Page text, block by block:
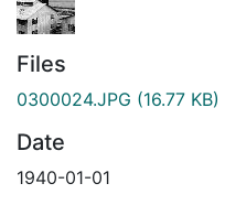
Files
0300024.JPG (16.77 KB)
Date
1940-01-01